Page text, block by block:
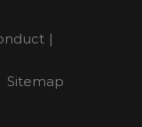
Sitemap